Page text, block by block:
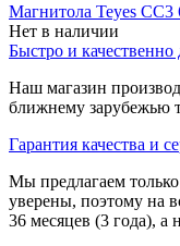
Магнитола Teyes CC3
Нет в наличии
Быстро и качественно
Наш магазин
ближнему зарубежью
Гарантия качества и
Мы предлагаем
уверены, поэтому на
36 месяцев (3 года), а